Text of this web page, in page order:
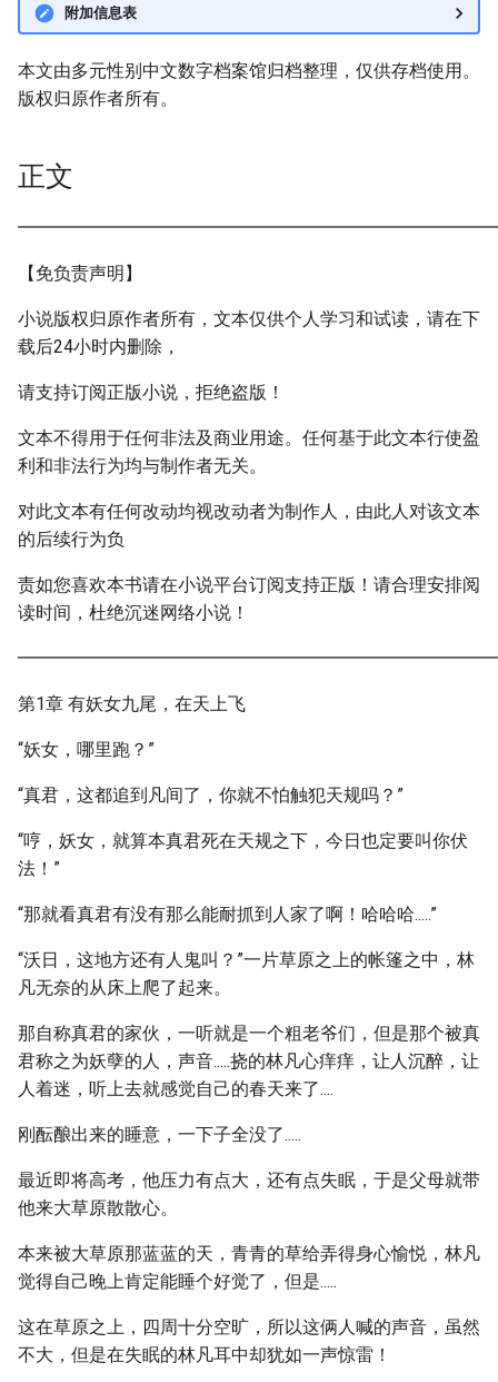
附加信息表
本文由多元性别中文数字档案馆归档整理，仅供存档使用。
版权归原作者所有。
正文
【免负责声明】
小说版权归原作者所有，文本仅供个人学习和试读，请在下
载后24小时内删除，
请支持订阅正版小说，拒绝盗版！
文本不得用于任何非法及商业用途。任何基于此文本行使盈
利和非法行为均与制作者无关。
对此文本有任何改动均视改动者为制作人，由此人对该文本
的后续行为负
责如您喜欢本书请在小说平台订阅支持正版！请合理安排阅
读时间，杜绝沉迷网络小说！
第1章 有妖女九尾，在天上飞
“妖女，哪里跑？”
“真君，这都追到凡间了，你就不怕触犯天规吗？”
“哼，妖女，就算本真君死在天规之下，今日也定要叫你伏
法！”
“那就看真君有没有那么能耐抓到人家了啊！哈哈哈.....”
“沃日，这地方还有人鬼叫？”一片草原之上的帐篷之中，林
凡无奈的从床上爬了起来。
那自称真君的家伙，一听就是一个粗老爷们，但是那个被真
君称之为妖孽的人，声音.....挠的林凡心痒痒，让人沉醉，让
人着迷，听上去就感觉自己的春天来了....
刚酝酿出来的睡意，一下子全没了.....
最近即将高考，他压力有点大，还有点失眠，于是父母就带
他来大草原散散心。
本来被大草原那蓝蓝的天，青青的草给弄得身心愉悦，林凡
觉得自己晚上肯定能睡个好觉了，但是.....
这在草原之上，四周十分空旷，所以这俩人喊的声音，虽然
不大，但是在失眠的林凡耳中却犹如一声惊雷！